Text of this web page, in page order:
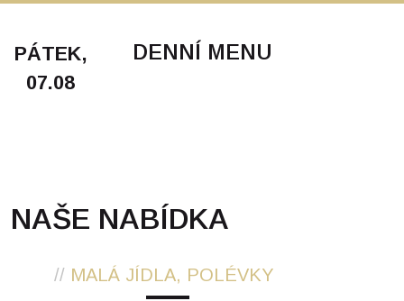
PÁTEK,
07.08
DENNÍ MENU
NAŠE NABÍDKA
// MALÁ JÍDLA, POLÉVKY